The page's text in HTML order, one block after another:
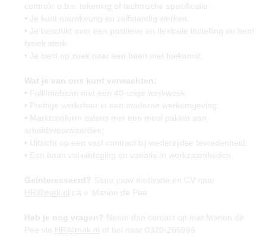
controle o.b.v. tekening of technische specificatie.
• Je kunt nauwkeurig en zelfstandig werken.
• Je beschikt over een positieve en flexibele instelling en bent
fysiek sterk.
• Je bent op zoek naar een baan met toekomst.
Wat je van ons kunt verwachten:
• Fulltimebaan met een 40-urige werkweek;
• Prettige werksfeer in een moderne werkomgeving;
• Marktconform salaris met een mooi pakket aan
arbeidsvoorwaarden;
• Uitzicht op een vast contract bij wederzijdse tevredenheid;
• Een baan vol uitdaging en variatie in werkzaamheden.
Geïnteresseerd? Stuur jouw motivatie en CV naar
HR@mak.nl t.a.v. Manon de Pee.
Heb je nog vragen?
Neem dan contact op met Manon de
Pee via
HR@mak.nl of bel naar 0320-266966.